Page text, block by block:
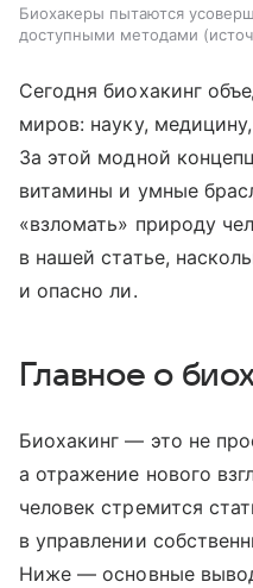
Биохакеры пытаются
доступными методами
Сегодня биохакинг
миров: науку,
За этой модной
витамины и умные
«взломать» природу
в нашей статье,
и опасно ли.
Главное о
Биохакинг — это не
а отражение нового
человек стремится
в управлении
Ниже — основные